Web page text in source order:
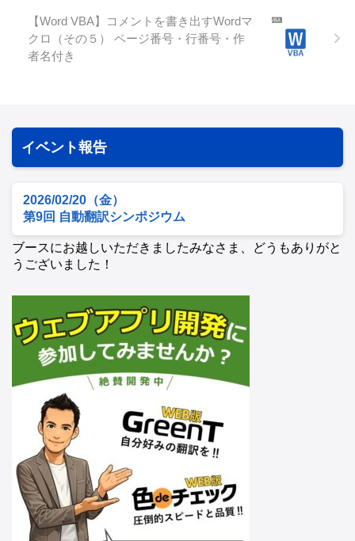
【Word VBA】コメントを書き出すWordマ
クロ（その５） ページ番号・行番号・作
者名付き
イベント報告
2026/02/20（金）
第9回 自動翻訳シンポジウム
ブースにお越しいただきましたみなさま、どうもありがと
うございました！